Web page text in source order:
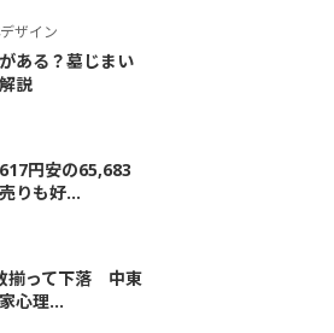
ザイン
ある？墓じまい
説
円安の65,683
りも好...
揃って下落 中東
心理...